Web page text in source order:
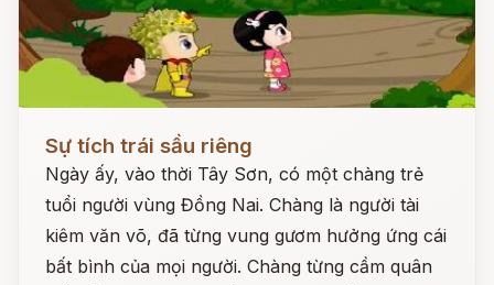
Sự tích trái sầu riêng
Ngày ấy, vào thời Tây Sơn, có một chàng trẻ
tuổi người vùng Đồng Nai. Chàng là người tài
kiêm văn võ, đã từng vung gươm hưởng ứng cái
bất bình của mọi người. Chàng từng cầm quân